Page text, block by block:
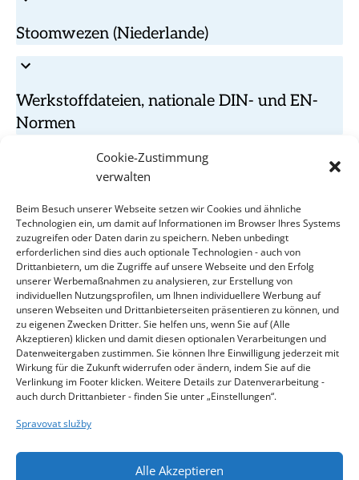
Cookie-Zustimmung
verwalten
Beim Besuch unserer Webseite setzen wir Cookies und ähnliche
Technologien ein, um damit auf Informationen im Browser Ihres Systems
zuzugreifen oder Daten darin zu speichern. Neben unbedingt
erforderlichen sind dies auch optionale Technologien - auch von
Drittanbietern, um die Zugriffe auf unsere Webseite und den Erfolg
unserer Werbemaßnahmen zu analysieren, zur Erstellung von
individuellen Nutzungsprofilen, um Ihnen individuellere Werbung auf
unseren Webseiten und Drittanbieterseiten präsentieren zu können, und
zu eigenen Zwecken Dritter. Sie helfen uns, wenn Sie auf (Alle
Akzeptieren) klicken und damit diesen optionalen Verarbeitungen und
Datenweitergaben zustimmen. Sie können Ihre Einwilligung jederzeit mit
Wirkung für die Zukunft widerrufen oder ändern, indem Sie auf die
Verlinkung im Footer klicken. Weitere Details zur Datenverarbeitung -
auch durch Drittanbieter - finden Sie unter „Einstellungen“.
Spravovat služby
Alle Akzeptieren
Stoomwezen (Niederlande)
Werkstoffdateien, nationale DIN- und EN-
Normen
CONTACT
Kontakty
KLINGER Kempchen © 2026, All rights reserved.